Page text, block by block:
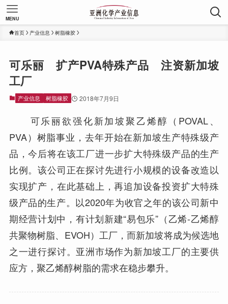
MENU
首页 产业信息 树脂橡胶
可乐丽 扩产PVA特殊产品 注资新加坡
工厂
产业信息 树脂橡胶 2018年7月9日
可乐丽欲强化新加坡聚乙烯醇（POVAL、
PVA）树脂事业，去年开始在新加坡生产特殊级产
品，今后将在该工厂进一步扩大特殊级产品的生产
比例。该公司正在探讨先进行小规模的设备改造以
实现扩产，在此基础上，再追加设备投资扩大特殊
级产品的生产。以2020年为收官之年的该公司新中
期经营计划中，有计划新建“易包乐”（乙烯-乙烯醇
共聚物树脂、EVOH）工厂，而新加坡将成为候选地
之一进行探讨。亚洲市场作为新加坡工厂的主要供
应方，聚乙烯醇树脂的需求在稳步攀升。